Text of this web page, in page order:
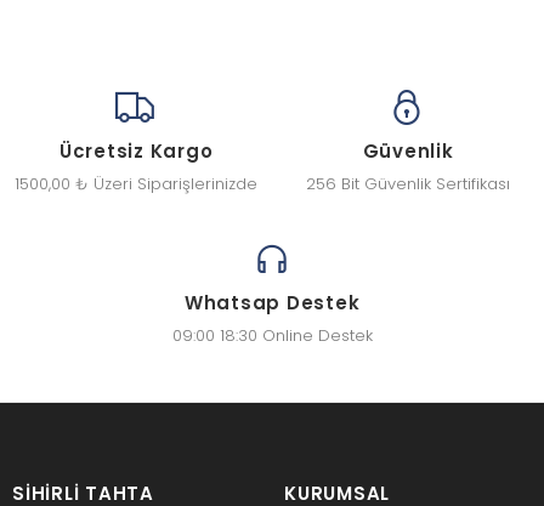
Ücretsiz Kargo
1500,00 ₺ Üzeri Siparişlerinizde
Güvenlik
256 Bit Güvenlik Sertifikası
Whatsap Destek
09:00 18:30 Online Destek
SIHIRLI TAHTA KURUMSAL